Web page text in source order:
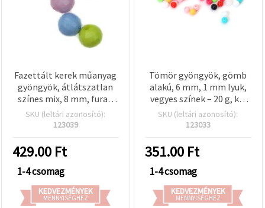
Fazettált kerek műanyag
gyöngyök, átlátszatlan
színes mix, 8 mm, furat:
1,7 mm – 50 g (~170 db)
SKU (leltári azonosító):
123039
429.00 Ft
1-4 csomag
KEDVEZMÉNYEK
MENNYISÉGHEZ
Tömör gyöngyök, gömb
alakú, 6 mm, 1 mm lyuk,
vegyes színek – 20 g, kb.
190 db
SKU (leltári azonosító):
123033
351.00 Ft
1-4 csomag
KEDVEZMÉNYEK
MENNYISÉGHEZ